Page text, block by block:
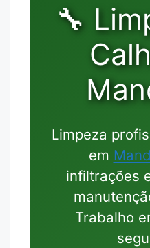
🔧
Limpeza
em
infiltrações
Trabalho